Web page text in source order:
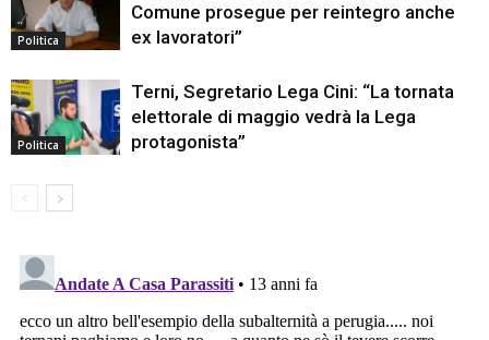
Politica
Comune prosegue per reintegro anche
ex lavoratori”
Politica
Terni, Segretario Lega Cini: “La tornata
elettorale di maggio vedrà la Lega
protagonista”